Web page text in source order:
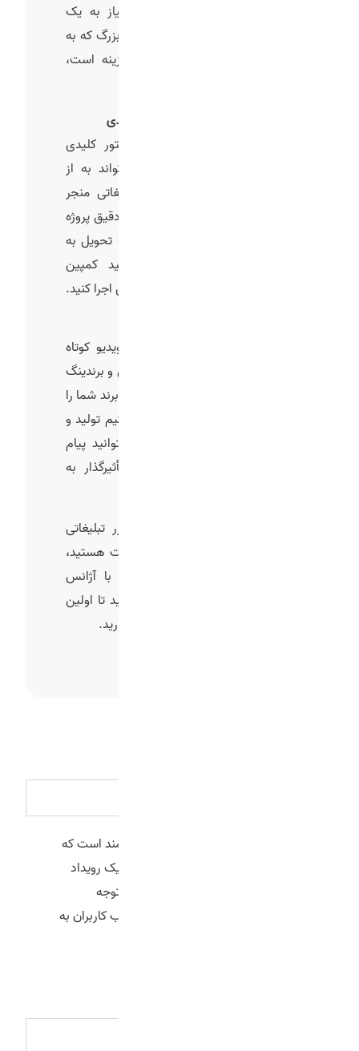
یک استارتاپ کوچک باشید که نیاز به یک
ویدیوی ساده دارید، و چه یک برند بزرگ که به
دنبال تولید تیزر سینمایی و پرهزینه است،
تحویل به موقع و پایبندی به زمان‌ بندی
در دنیای تبلیغات، زمان یک فاکتور کلیدی
است. تأخیر در تحویل پروژه می‌تواند به از
دست رفتن فرصت‌های مهم تبلیغاتی منجر
شود. تیم فیدار استودیو با مدیریت دقیق پروژه
و برنامه ‌ریزی منظم، تعهد کامل به تحویل به‌
موقع تیزرها دارد تا شما بتوانید کمپین
تبلیغاتی خود را بدون هیچ دغدغه ‌ای اجرا کنید.
تیزر تبلیغاتی چیزی فراتر از یک ویدیو کوتاه
است؛ این یک ابزار قدرتمند بازاریابی و برندینگ
است که می‌تواند فروش و آگاهی از برند شما را
چندین برابر کند. با انتخاب درست تیم تولید و
ساخت تیزر تبلیغاتی حرفه‌ای، می‌توانید پیام
برند خود را به شکل جذاب و تأثیرگذار به
اگر شما هم به دنبال ساخت تیزر تبلیغاتی
حرفه‌ای، مقرون به صرفه و با کیفیت هستید،
همین امروز برای مشاوره رایگان با آژانس
تبلیغاتی فیدار استودیو تماس بگیرید تا اولین
قدم برای رشد کسب ‌وکار خود را بردارید.
تیزر تبلیغاتی یک ویدیوی کوتاه و هدفمند است که
برای معرفی برند، محصول، خدمات یا یک رویداد
طراحی می‌شود. هدف اصلی آن جلب توجه
مخاطب، افزایش آگاهی از برند و ترغیب کاربران به